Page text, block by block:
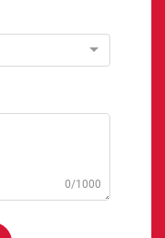
0/1000